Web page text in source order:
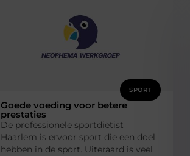
SPORT
Goede voeding voor betere
prestaties
De professionele sportdiëtist
Haarlem is ervoor sport die een doel
hebben in de sport. Uiteraard is veel